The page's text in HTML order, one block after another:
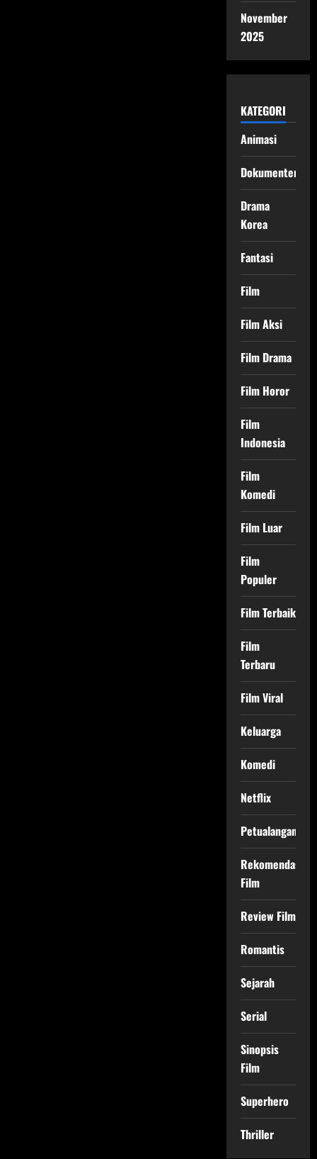
November
2025
KATEGORI
Animasi
Dokumenter
Drama
Korea
Fantasi
Film
Film Aksi
Film Drama
Film Horor
Film
Indonesia
Film
Komedi
Film Luar
Film
Populer
Film Terbaik
Film
Terbaru
Film Viral
Keluarga
Komedi
Netflix
Petualangan
Rekomendasi
Film
Review Film
Romantis
Sejarah
Serial
Sinopsis
Film
Superhero
Thriller